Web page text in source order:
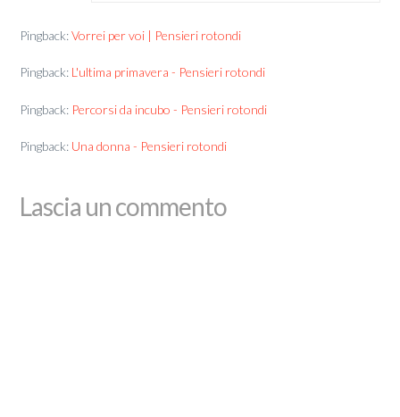
Pingback:Vorrei per voi | Pensieri rotondi
Pingback: L'ultima primavera - Pensieri rotondi
Pingback: Percorsi da incubo - Pensieri rotondi
Pingback: Una donna - Pensieri rotondi
Lascia un commento